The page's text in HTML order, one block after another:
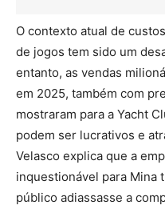
O contexto atual de
de jogos tem sido um
entanto, as vendas
em 2025, também com
mostraram para a Yacht
podem ser lucrativos e
Velasco explica que a
inquestionável para Mina
público adiassasse a